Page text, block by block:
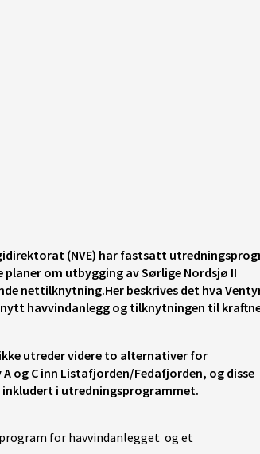
(NVE) har fastsatt
planer om utbygging av Sørlige Nordsjø II
nettilknytning.Her beskrives det hva
nytt havvindanlegg og tilknytningen til
utreder videre to alternativer for
og C inn Listafjorden/Fedafjorden, og disse
i utredningsprogrammet.
for havvindanlegget og et